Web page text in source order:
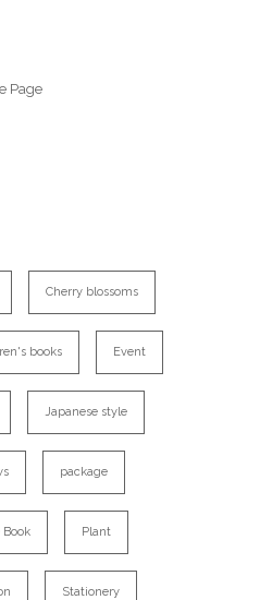
Page
Cherry blossoms
books Event
Japanese style
package
Book Plant
Stationery